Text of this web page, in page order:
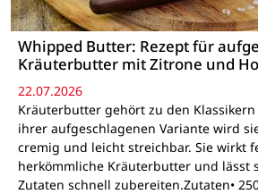
Whipped Butter: Rezept für
Kräuterbutter mit Zitrone und
22.07.2026
Kräuterbutter gehört zu den
ihrer aufgeschlagenen Variante wird
cremig und leicht streichbar. Sie wirkt
herkömmliche Kräuterbutter und lässt
Zutaten schnell zubereiten.Zutaten•